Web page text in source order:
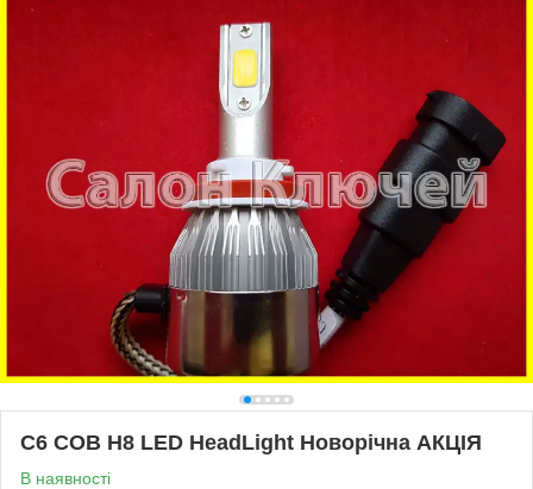
C6 COB H8 LED HeadLight Новорічна АКЦІЯ
В наявності